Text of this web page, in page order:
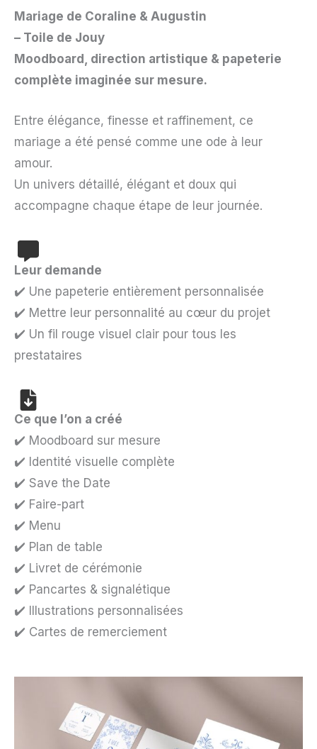
Mariage de Coraline & Augustin
– Toile de Jouy
Moodboard, direction artistique & papeterie
complète imaginée sur mesure.
Entre élégance, finesse et raffinement, ce
mariage a été pensé comme une ode à leur
amour.
Un univers détaillé, élégant et doux qui
accompagne chaque étape de leur journée.
Leur demande
✔️ Une papeterie entièrement personnalisée
✔️ Mettre leur personnalité au cœur du projet
✔️ Un fil rouge visuel clair pour tous les
prestataires
Ce que l’on a créé
✔️ Moodboard sur mesure
✔️ Identité visuelle complète
✔️ Save the Date
✔️ Faire-part
✔️ Menu
✔️ Plan de table
✔️ Livret de cérémonie
✔️ Pancartes & signalétique
✔️ Illustrations personnalisées
✔️ Cartes de remerciement